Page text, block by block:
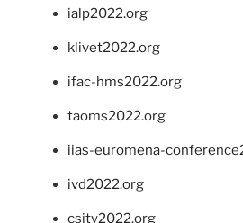
ialp2022.org
klivet2022.org
ifac-hms2022.org
taoms2022.org
iias-euromena-
ivd2022.org
csity2022.org